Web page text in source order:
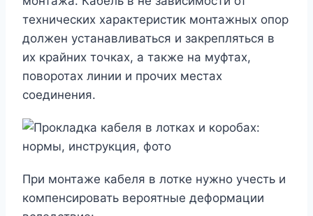
технических характеристик монтажных опор
должен устанавливаться и закрепляться в
их крайних точках, а также на муфтах,
поворотах линии и прочих местах
соединения.
При монтаже кабеля в лотке нужно учесть и
компенсировать вероятные деформации